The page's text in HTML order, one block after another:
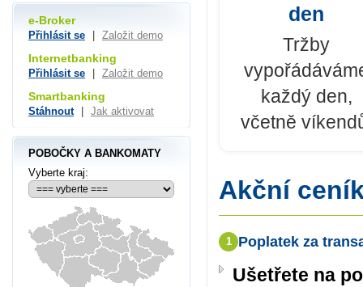
den
Tržby
každý den,
včetně
Akční
1 Poplatek za
Ušetřete na
e-Broker
Přihlásit se Založit demo
Internetbanking
Přihlásit se Založit demo
Smartbanking
Stáhnout Jak aktivovat
POBOČKY A BANKOMATY
Vyberte kraj: